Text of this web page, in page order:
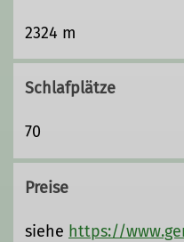
2324 m
Schlafplätze
70
Preise
siehe https://